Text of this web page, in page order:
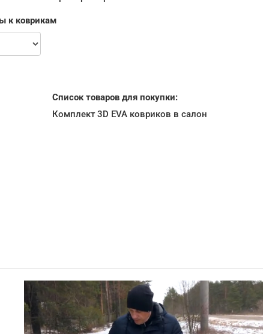
к коврикам
Список товаров для покупки:
Комплект 3D EVA ковриков в салон